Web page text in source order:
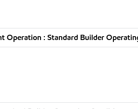
Operation : Standard Builder